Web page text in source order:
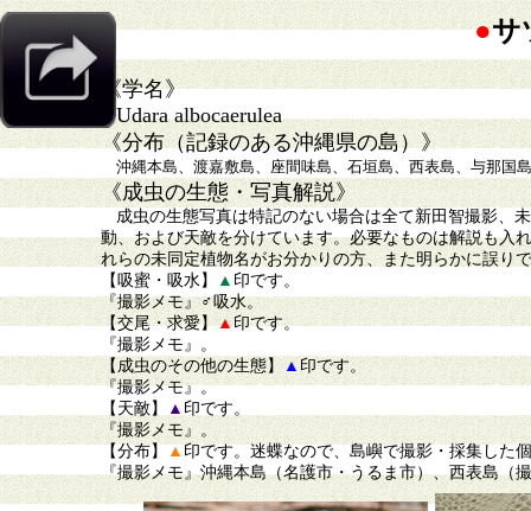
●サ
《学名》
Udara albocaerulea
《分布（記録のある沖縄県の島）》
沖縄本島、渡嘉敷島、 座間味島、石垣島、西表島、与那国島
《成虫の生態・写真解説》
成虫の生態写真は特記のない場合は全て新田智撮影、
動、および天敵を分けています。必要なものは解説も入
れらの未同定植物名がお分かりの方、また明らかに誤り
【吸蜜・吸水】
▲ 印です。
『撮影メモ』♂吸水。
【交尾・求愛】▲印です。
『撮影メモ』。
【成虫のその他の生態】
▲ 印です。
『撮影メモ』。
【天敵】
▲ 印です。
『撮影メモ』。
【分布】
▲ 印です。迷蝶なので、島嶼で撮影・採集した
『撮影メモ』沖縄本島（名護市・うるま市）、西表島（